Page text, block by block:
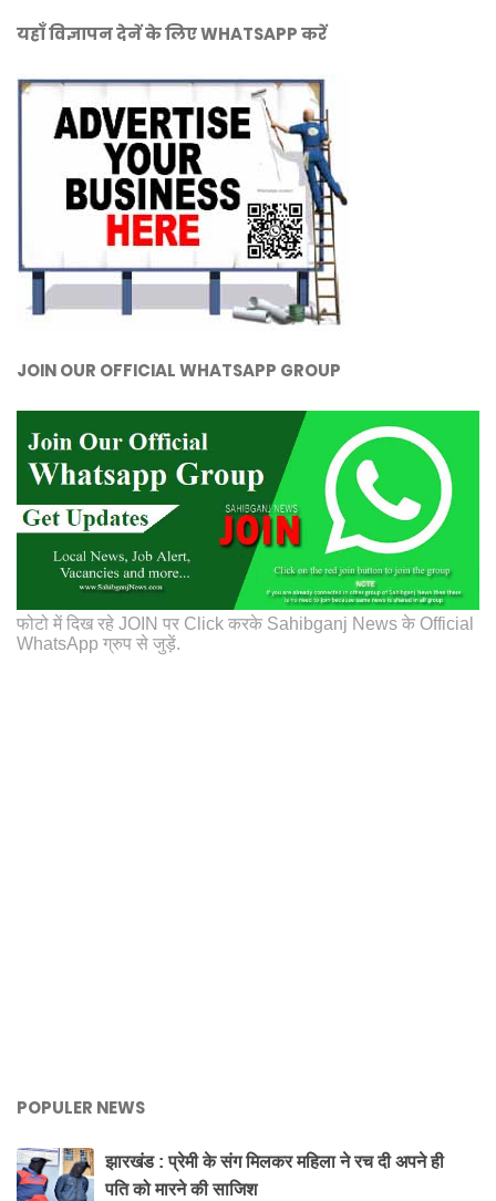
यहाँ विज्ञापन देनें के लिए WHATSAPP करें
JOIN OUR OFFICIAL WHATSAPP GROUP
फोटो में दिख रहे JOIN पर Click करके Sahibganj News के Official
WhatsApp ग्रुप से जुड़ें.
POPULER NEWS
झारखंड : प्रेमी के संग मिलकर महिला ने रच दी अपने ही
पति को मारने की साजिश